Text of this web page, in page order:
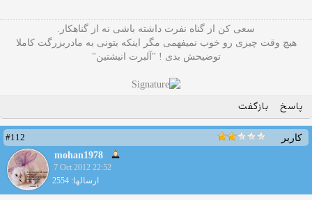
سعی کن از گناه نفرت داشته باشی نه از گناهکار.
هیچ وقت چیزی رو خوب نمیفهمی مگر اینکه بتونی به مادربزرگت کاملا
توضیحش بدی ! "آلبرت انیشتین"
پاسخ بازگفت
کاربر
#112
mohan1978
7 Oct 2012 22:52
ارسالها: 2554